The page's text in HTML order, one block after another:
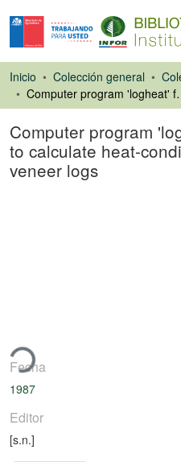
Inicio Colección general
Computer program
Computer program
to calculate heat-
veneer logs
Fecha
1987
Editor
[s.n.]